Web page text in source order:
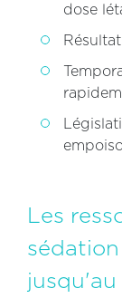
dose
Les
jusqu'au